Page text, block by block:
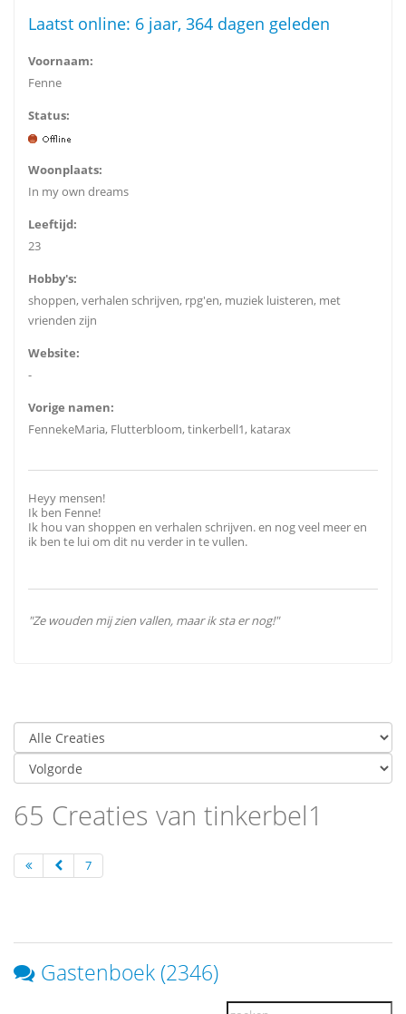
Laatst online: 6 jaar, 364 dagen geleden
Voornaam:
Fenne
Status:
Woonplaats:
In my own dreams
Leeftijd:
23
Hobby's:
shoppen, verhalen schrijven, rpg'en, muziek luisteren, met
vrienden zijn
Website:
-
Vorige namen:
FennekeMaria, Flutterbloom, tinkerbell1, katarax
Heyy mensen!
Ik ben Fenne!
Ik hou van shoppen en verhalen schrijven. en nog veel meer en
ik ben te lui om dit nu verder in te vullen.
"Ze wouden mij zien vallen, maar ik sta er nog!"
65 Creaties van tinkerbel1
7
Gastenboek (2346)